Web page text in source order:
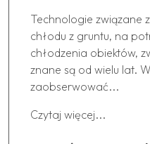
Technologie związane
chłodu z gruntu, na
chłodzenia obiektów,
znane są od wielu lat.
zaobserwować...
Czytaj więcej...